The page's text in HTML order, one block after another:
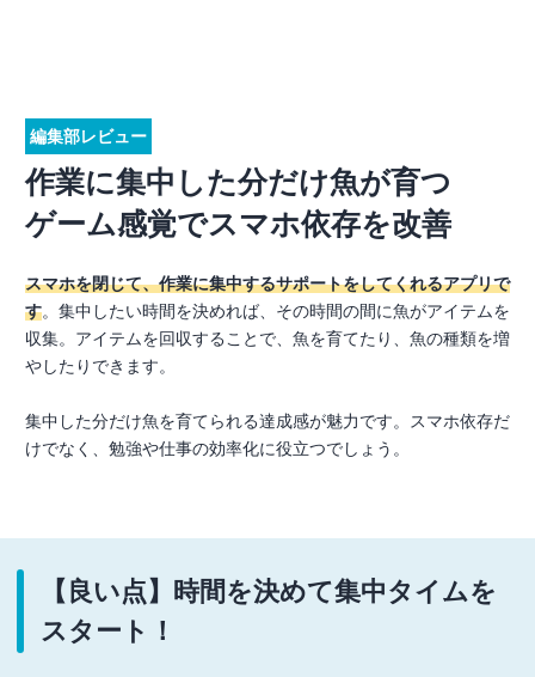
編集部レビュー
作業に集中した分だけ魚が育つ
ゲーム感覚でスマホ依存を改善
スマホを閉じて、作業に集中するサポートをしてくれるアプリで
す。集中したい時間を決めれば、その時間の間に魚がアイテムを
収集。アイテムを回収することで、魚を育てたり、魚の種類を増
やしたりできます。
集中した分だけ魚を育てられる達成感が魅力です。スマホ依存だ
けでなく、勉強や仕事の効率化に役立つでしょう。
【良い点】時間を決めて集中タイムを
スタート！